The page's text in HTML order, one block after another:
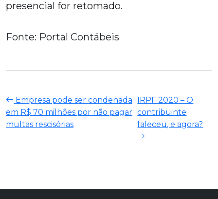
presencial for retomado.
Fonte: Portal Contábeis
Empresa pode ser condenada
em R$ 70 milhões por não pagar
multas rescisórias
IRPF 2020 – O
contribuinte
faleceu, e agora?